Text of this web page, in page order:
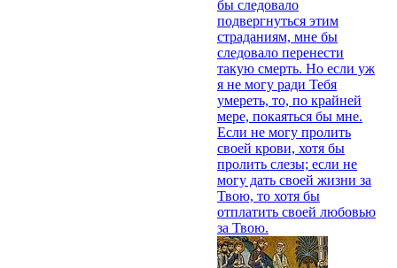
бы следовало
подвергнуться этим
страданиям, мне бы
следовало перенести
такую смерть. Но если уж
я не могу ради Тебя
умереть, то, по крайней
мере, покаяться бы мне.
Если не могу пролить
своей крови, хотя бы
пролить слезы; если не
могу дать своей жизни за
Твою, то хотя бы
отплатить своей любовью
за Твою.